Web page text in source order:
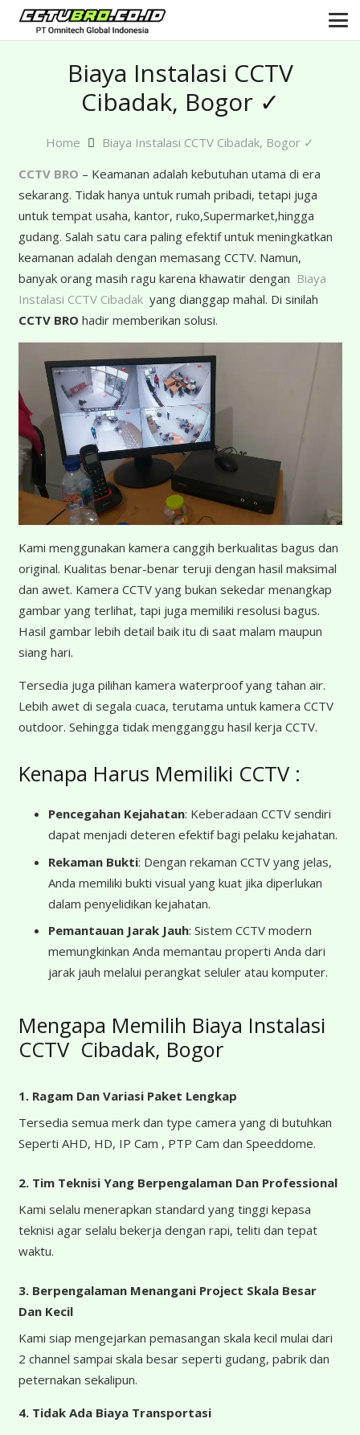
Biaya Instalasi CCTV
Cibadak, Bogor ✓
Home
Biaya Instalasi CCTV Cibadak, Bogor ✓
CCTV BRO – Keamanan adalah kebutuhan utama di era
sekarang. Tidak hanya untuk rumah pribadi, tetapi juga
untuk tempat usaha, kantor, ruko,Supermarket,hingga
gudang. Salah satu cara paling efektif untuk meningkatkan
keamanan adalah dengan memasang CCTV. Namun,
banyak orang masih ragu karena khawatir dengan Biaya
Instalasi CCTV Cibadakyang dianggap mahal. Di sinilah
CCTV BRO hadir memberikan solusi.
Kami menggunakan kamera canggih berkualitas bagus dan
original. Kualitas benar-benar teruji dengan hasil maksimal
dan awet. Kamera CCTV yang bukan sekedar menangkap
gambar yang terlihat, tapi juga memiliki resolusi bagus.
Hasil gambar lebih detail baik itu di saat malam maupun
siang hari.
Tersedia juga pilihan kamera waterproof yang tahan air.
Lebih awet di segala cuaca, terutama untuk kamera CCTV
outdoor. Sehingga tidak mengganggu hasil kerja CCTV.
Kenapa Harus Memiliki CCTV :
Pencegahan Kejahatan: Keberadaan CCTV sendiri
dapat menjadi deteren efektif bagi pelaku kejahatan.
Rekaman Bukti: Dengan rekaman CCTV yang jelas,
Anda memiliki bukti visual yang kuat jika diperlukan
dalam penyelidikan kejahatan.
Pemantauan Jarak Jauh: Sistem CCTV modern
memungkinkan Anda memantau properti Anda dari
jarak jauh melalui perangkat seluler atau komputer.
Mengapa Memilih Biaya Instalasi
CCTV Cibadak, Bogor
1. Ragam Dan Variasi Paket Lengkap
Tersedia semua merk dan type camera yang di butuhkan
Seperti AHD, HD, IP Cam , PTP Cam dan Speeddome.
2. Tim Teknisi Yang Berpengalaman Dan Professional
Kami selalu menerapkan standard yang tinggi kepasa
teknisi agar selalu bekerja dengan rapi, teliti dan tepat
waktu.
3. Berpengalaman Menangani Project Skala Besar
Dan Kecil
Kami siap mengejarkan pemasangan skala kecil mulai dari
2 channel sampai skala besar seperti gudang, pabrik dan
peternakan sekalipun.
4. Tidak Ada Biaya Transportasi